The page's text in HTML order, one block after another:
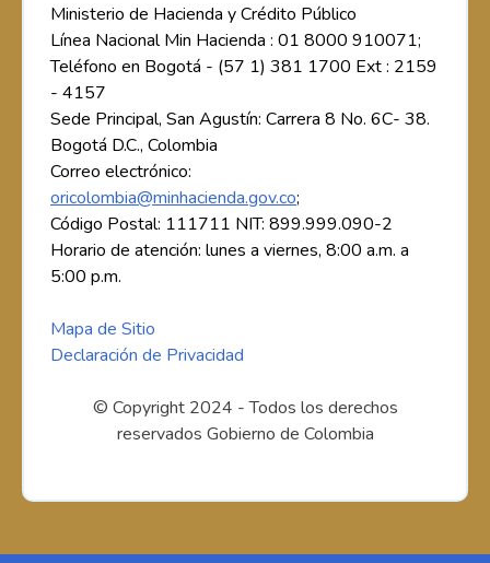
Ministerio de Hacienda y Crédito Público
Línea Nacional Min Hacienda : 01 8000 910071;
Teléfono en Bogotá - (57 1) 381 1700 Ext : 2159
- 4157
Sede Principal, San Agustín: Carrera 8 No. 6C- 38.
Bogotá D.C., Colombia
Correo electrónico:
oricolombia@minhacienda.gov.co;
Código Postal: 111711 NIT: 899.999.090-2
Horario de atención: lunes a viernes, 8:00 a.m. a
5:00 p.m.
Mapa de Sitio
Declaración de Privacidad
© Copyright 2024 - Todos los derechos
reservados Gobierno de Colombia